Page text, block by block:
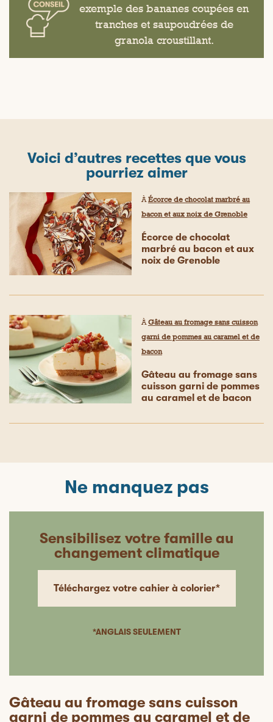
exemple des bananes coupées en
tranches et saupoudrées de
granola croustillant.
Voici d’autres recettes que vous
pourriez aimer
ÀÉcorce de chocolat marbré au
bacon et aux noix de Grenoble
Écorce de chocolat
marbré au bacon et aux
noix de Grenoble
ÀGâteau au fromage sans cuisson
garni de pommes au caramel et de
bacon
Gâteau au fromage sans
cuisson garni de pommes
au caramel et de bacon
Ne manquez pas
Sensibilisez votre famille au
changement climatique
Téléchargez votre cahier à colorier*
*ANGLAIS SEULEMENT
Gâteau au fromage sans cuisson
garni de pommes au caramel et de